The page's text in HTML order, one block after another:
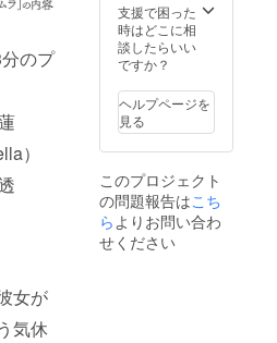
のプ
）
女が
気休
支援で困った
時はどこに相
談したらいい
ですか？
ヘルプページを
見る
このプロジェクト
の問題報告はこち
ら よりお問い合わ
せください